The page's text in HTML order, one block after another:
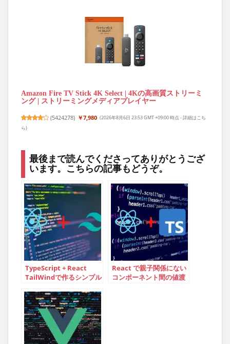
Amazon Fire TV Stick 4K Select | 4Kの高画質ストリーミ
ング | ストリーミングメディアプレイヤー
(5424278) ￥7,980 (2026年8月6日 23:53 GMT +09:00 時点 -詳細はこち
ら)
最後まで読んでくださってありがとうござ
います。こちらの記事もどうぞ。
TypeScript + React
TailWindで作るシンプル
React で親子関係にない
コンポーネント間の値渡